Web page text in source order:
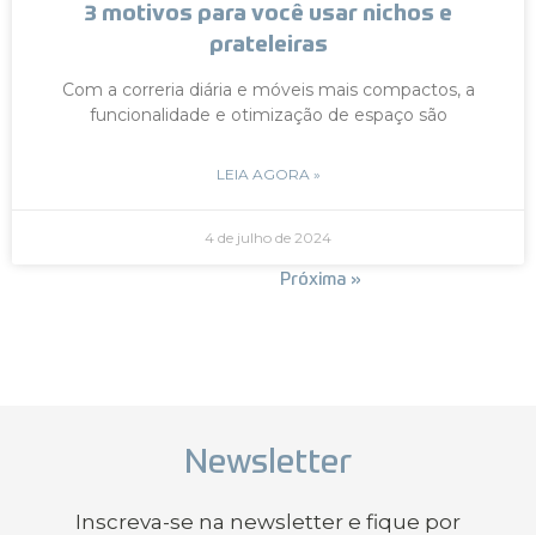
3 motivos para você usar nichos e
prateleiras
Com a correria diária e móveis mais compactos, a
funcionalidade e otimização de espaço são
LEIA AGORA »
4 de julho de 2024
Próxima »
Newsletter
Inscreva-se na newsletter e fique por